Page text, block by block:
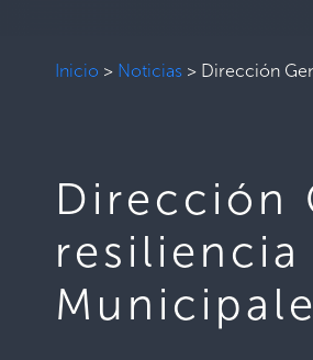
Inicio > Noticias > Dirección
Dirección